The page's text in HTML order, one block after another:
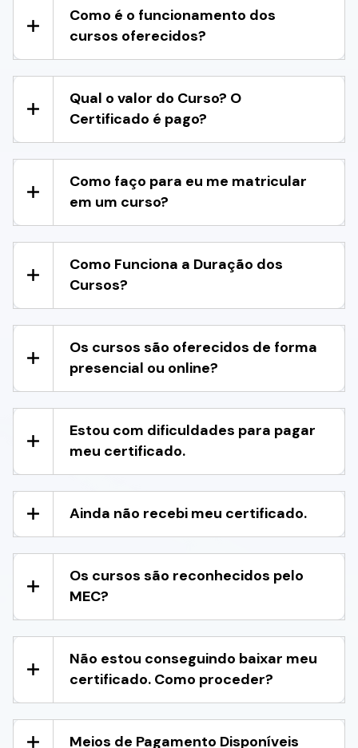
Como é o funcionamento dos
cursos oferecidos?
Qual o valor do Curso? O
Certificado é pago?
Como faço para eu me matricular
em um curso?
Como Funciona a Duração dos
Cursos?
Os cursos são oferecidos de forma
presencial ou online?
Estou com dificuldades para pagar
meu certificado.
Ainda não recebi meu certificado.
Os cursos são reconhecidos pelo
MEC?
Não estou conseguindo baixar meu
certificado. Como proceder?
Meios de Pagamento Disponíveis